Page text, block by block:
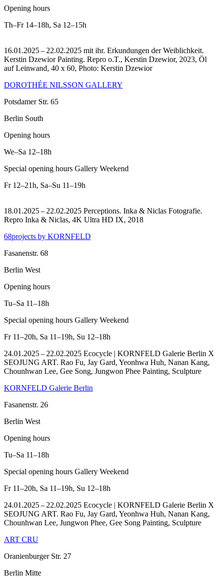
Opening hours
Th–Fr 14–18h, Sa 12–15h
16.01.2025 – 22.02.2025 mit ihr. Erkundungen der Weiblichkeit.
Kerstin Dzewior Painting. Repro o.T., Kerstin Dzewior, 2023, Öl
auf Leinwand, 40 x 60, Photo: Kerstin Dzewior
DOROTHÉE NILSSON GALLERY
Potsdamer Str. 65
Berlin South
Opening hours
We–Sa 12–18h
Special opening hours Gallery Weekend
Fr 12–21h, Sa–Su 11–19h
18.01.2025 – 22.02.2025 Perceptions. Inka & Niclas Fotografie.
Repro Inka & Niclas, 4K Ultra HD IX, 2018
68projects by KORNFELD
Fasanenstr. 68
Berlin West
Opening hours
Tu–Sa 11–18h
Special opening hours Gallery Weekend
Fr 11–20h, Sa 11–19h, Su 12–18h
24.01.2025 – 22.02.2025 Ecocycle | KORNFELD Galerie Berlin X
SEOJUNG ART. Rao Fu, Jay Gard, Yeonhwa Huh, Nanan Kang,
Chounhwan Lee, Gee Song, Jungwon Phee Painting, Sculpture
KORNFELD Galerie Berlin
Fasanenstr. 26
Berlin West
Opening hours
Tu–Sa 11–18h
Special opening hours Gallery Weekend
Fr 11–20h, Sa 11–19h, Su 12–18h
24.01.2025 – 22.02.2025 Ecocycle | KORNFELD Galerie Berlin X
SEOJUNG ART. Rao Fu, Jay Gard, Yeonhwa Huh, Nanan Kang,
Chounhwan Lee, Jungwon Phee, Gee Song Painting, Sculpture
ART CRU
Oranienburger Str. 27
Berlin Mitte